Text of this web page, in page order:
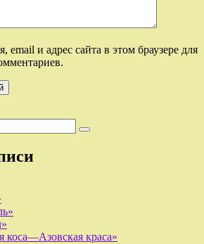
email и адрес сайта в этом браузере для
коса—Азовская краса»